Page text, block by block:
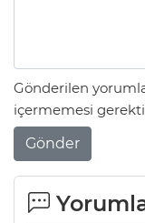
Gönderilen
içermemesi
Gönder